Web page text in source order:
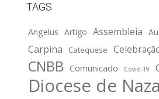
TAGS
Angelus Artigo Assembleia
Carpina Catequese
CNBB Comunicado Covid-19
Diocese de